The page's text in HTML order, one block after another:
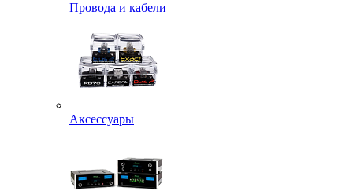
Провода и кабели
Аксессуары